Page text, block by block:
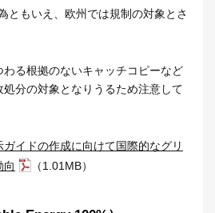
ともいえ、欧州では規制の対象とさ
わる根拠のないキャッチコピーなど
分の対象となりうるため注意して
ガイドの作成に向けて国際的なグリ
向
（1.01MB）